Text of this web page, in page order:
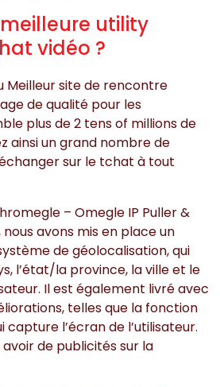
utility
vidéo ?
Meilleur site de rencontre
de qualité pour les
plus de 2 tens of millions de
ainsi un grand nombre de
sur le tchat à tout
– Omegle IP Puller &
avons mis en place un
de géolocalisation, qui
l’état/la province, la ville et le
Il est également livré avec
telles que la fonction
l’écran de l’utilisateur.
avoir de publicités sur la